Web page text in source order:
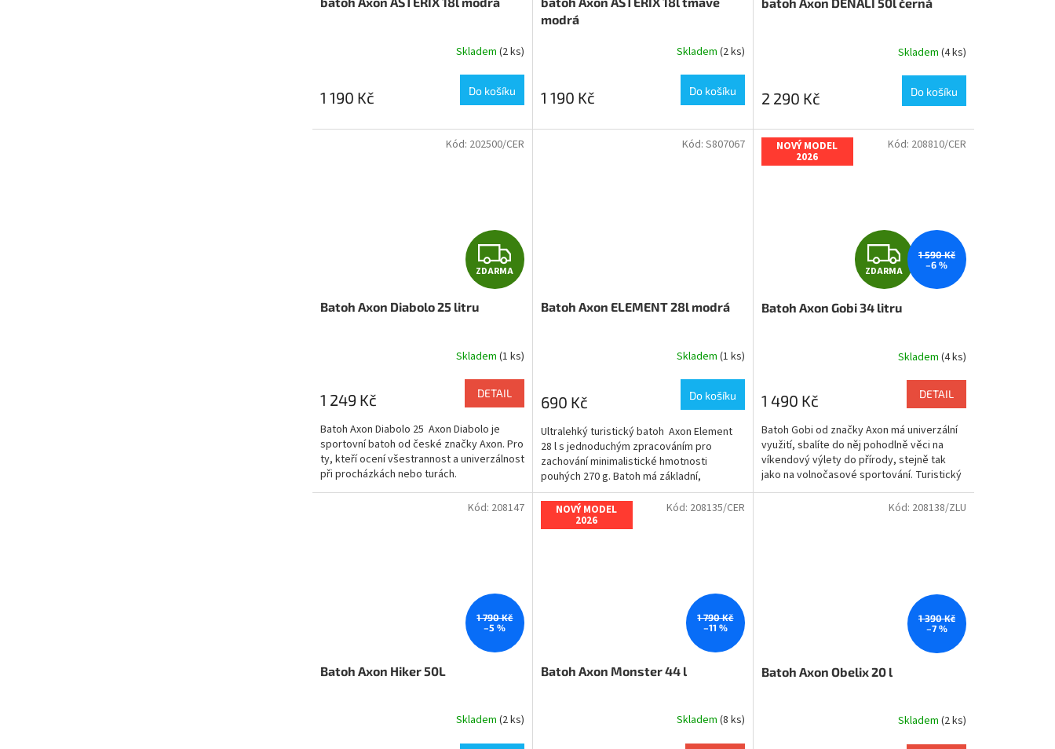
Skladem (2 ks)
1 190 Kč Do košíku
modrá
Skladem (2 ks)
1 190 Kč Do košíku
Skladem (4 ks)
2 290 Kč Do košíku
Z
D
R
M
A
ZDARMA
Batoh Axon Diabolo 25 litru
Skladem (1 ks)
1 249 Kč DETAIL
Batoh Axon Diabolo 25 Axon Diabolo je
sportovní batoh od české značky Axon. Pro
ty, kteří ocení všestrannost a univerzálnost
při procházkách nebo turách.
Kód: 202500/CER
Batoh Axon ELEMENT 28l modrá
Skladem (1 ks)
690 Kč Do košíku
Ultralehký turistický batoh Axon Element
28 l s jednoduchým zpracováním pro
zachování minimalistické hmotnosti
pouhých 270 g. Batoh má základní,
odlehčená záda a...
Kód: S807067 NOVÝ MODEL
2026
Z
D
A
R
M
A
ZDARMA
1 590 Kč
–6 %
Batoh Axon Gobi 34 litru
Skladem (4 ks)
1 490 Kč DETAIL
Batoh Gobi od značky Axon má univerzální
využití, sbalíte do něj pohodlně věci na
víkendový výlety do přírody, stejně tak
jako na volnočasové sportování. Turistický
batoh...
Kód: 208810/CER
1 790 Kč
–5 %
Batoh Axon Hiker 50L
Skladem (2 ks)
Kód: 208147 NOVÝ MODEL
2026
1 790 Kč
–11 %
Batoh Axon Monster 44 l
Skladem (8 ks)
Kód: 208135/CER
1 390 Kč
–7 %
Batoh Axon Obelix 20 l
Skladem (2 ks)
Kód: 208138/ZLU